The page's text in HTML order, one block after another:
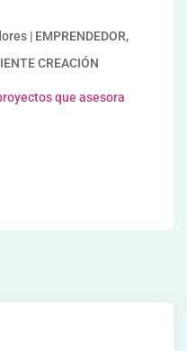
| EMPRENDEDOR,
CREACIÓN
que asesora